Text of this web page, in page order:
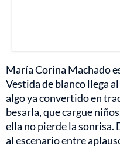
María Corina Machado
Vestida de blanco llega
algo ya convertido en
besarla, que cargue
ella no pierde la sonrisa.
al escenario entre